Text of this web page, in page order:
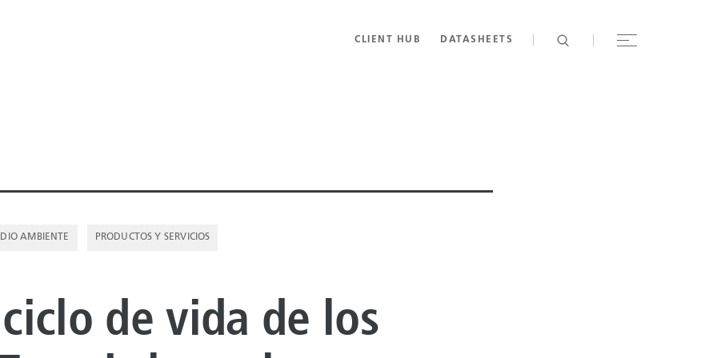
CLIENT HUB DATASHEETS
AMBIENTE PRODUCTOS Y SERVICIOS
ciclo de vida de los